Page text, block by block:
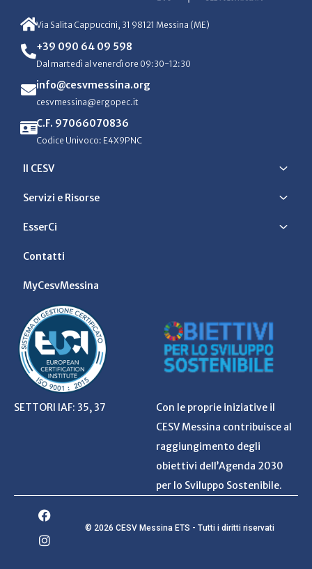
Via Salita Cappuccini, 31 98121 Messina (ME)
+39 090 64 09 598
Dal martedì al venerdì ore 09:30-12:30
info@cesvmessina.org
cesvmessina@ergopec.it
C.F. 97066070836
Codice Univoco: E4X9PNC
Il CESV
Servizi e Risorse
EsserCi
Contatti
MyCesvMessina
SETTORI IAF: 35, 37
Con le proprie iniziative il
CESV Messina contribuisce al
raggiungimento degli
obiettivi dell’Agenda 2030
per lo Sviluppo Sostenibile.
© 2026 CESV Messina ETS - Tutti i diritti riservati